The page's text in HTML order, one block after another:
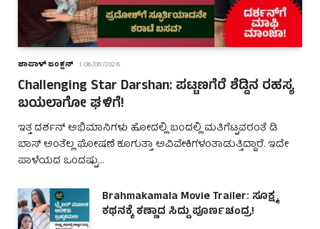
ಜಾಪಾಳ್ ಜಂಕ್ಷನ್ 06/08/2026
Challenging Star Darshan: ಪಟ್ಟಣಗೆರೆ ಶೆಡ್ಡಿನ ರಹಸ್ಯ
ಬಯಲಾಗೋ ಘಳಿಗೆ!
ಇತ್ತ ದರ್ಶನ್ ಅಭಿಮಾನಿಗಳು ಹೋದಲ್ಲಿ ಬಂದಲ್ಲಿ ಮತಿಗೆಟ್ಟವರಂತೆ ಡಿ
ಬಾಸ್ ಅಂತೆಲ್ಲ ಘೋಷಣೆ ಕೂಗುತ್ತಾ ಅವಿವೇಕಿಗಳಂತಾಡುತ್ತಿದ್ದಾರೆ. ಇದೇ
ಪಾಳೆಯದ ಒಂದಷ್ಟು…
Brahmakamala Movie Trailer: ಸೂಕ್ಷ್ಮ
ಕಥನಕ್ಕೆ ಕಣ್ಣಾದ ಸಿದ್ದು ಪೂರ್ಣಚಂದ್ರ!